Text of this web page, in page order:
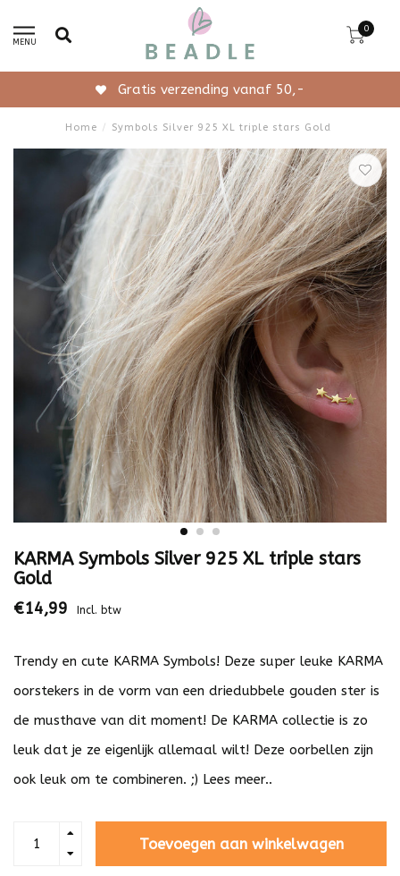
MENU
0
Gratis verzending vanaf 50,-
Home / Symbols Silver 925 XL triple stars Gold
KARMA Symbols Silver 925 XL triple stars
Gold
€14,99 Incl. btw
Trendy en cute KARMA Symbols! Deze super leuke KARMA
oorstekers in de vorm van een driedubbele gouden ster is
de musthave van dit moment! De KARMA collectie is zo
leuk dat je ze eigenlijk allemaal wilt! Deze oorbellen zijn
ook leuk om te combineren. ;) Lees meer..
Toevoegen aan winkelwagen